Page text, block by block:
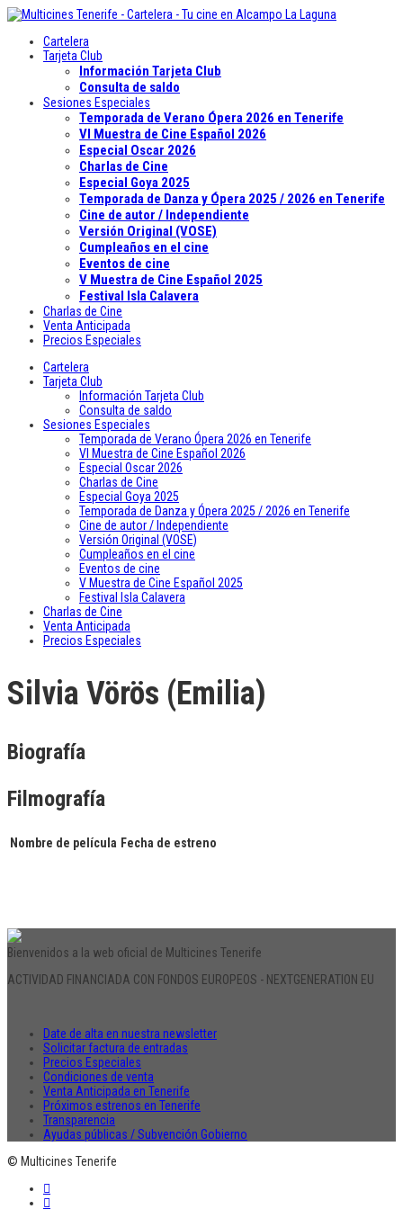
Cartelera
Tarjeta Club
Información Tarjeta Club
Consulta de saldo
Sesiones Especiales
Temporada de Verano Ópera 2026 en Tenerife
VI Muestra de Cine Español 2026
Especial Oscar 2026
Charlas de Cine
Especial Goya 2025
Temporada de Danza y Ópera 2025 / 2026 en Tenerife
Cine de autor / Independiente
Versión Original (VOSE)
Cumpleaños en el cine
Eventos de cine
V Muestra de Cine Español 2025
Festival Isla Calavera
Charlas de Cine
Venta Anticipada
Precios Especiales
Cartelera
Tarjeta Club
Información Tarjeta Club
Consulta de saldo
Sesiones Especiales
Temporada de Verano Ópera 2026 en Tenerife
VI Muestra de Cine Español 2026
Especial Oscar 2026
Charlas de Cine
Especial Goya 2025
Temporada de Danza y Ópera 2025 / 2026 en Tenerife
Cine de autor / Independiente
Versión Original (VOSE)
Cumpleaños en el cine
Eventos de cine
V Muestra de Cine Español 2025
Festival Isla Calavera
Charlas de Cine
Venta Anticipada
Precios Especiales
Silvia Vörös (Emilia)
Biografía
Filmografía
Nombre de película Fecha de estreno
Bienvenidos a la web oficial de Multicines Tenerife
ACTIVIDAD FINANCIADA CON FONDOS EUROPEOS - NEXTGENERATION EU
Date de alta en nuestra newsletter
Solicitar factura de entradas
Precios Especiales
Condiciones de venta
Venta Anticipada en Tenerife
Próximos estrenos en Tenerife
Transparencia
Ayudas públicas / Subvención Gobierno
© Multicines Tenerife